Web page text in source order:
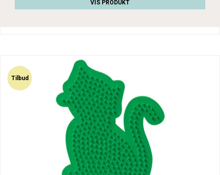
VIS PRODUKT
Tilbud